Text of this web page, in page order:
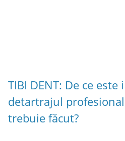
TIBI DENT: De ce
detartrajul
trebuie făcut?